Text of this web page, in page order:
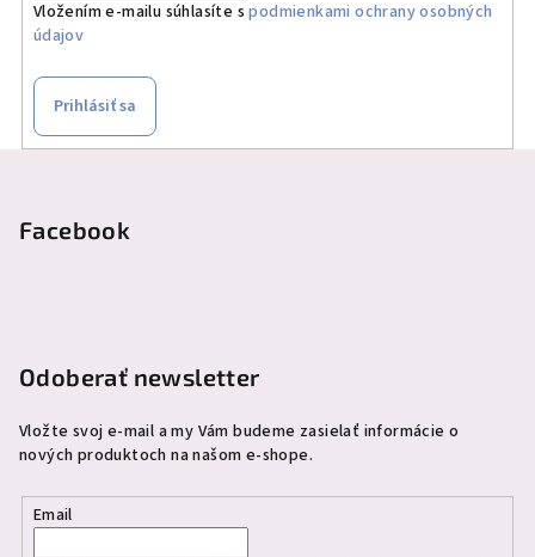
Vložením e-mailu súhlasíte spodmienkami ochrany osobných
údajov
Prihlásiť sa
Facebook
Odoberať newsletter
Vložte svoj e-mail a my Vám budeme zasielať informácie o
nových produktoch na našom e-shope.
Email